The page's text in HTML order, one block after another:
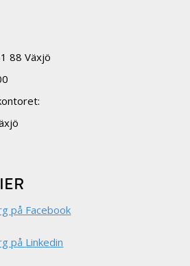
88 Växjö
på Facebook
på Linkedin